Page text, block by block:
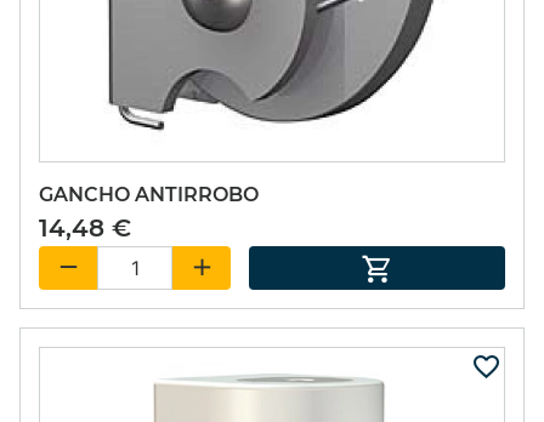
GANCHO ANTIRROBO
14,48 €